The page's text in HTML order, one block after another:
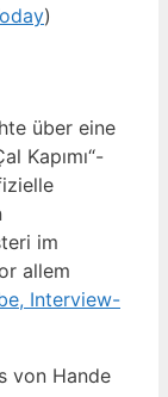
)
über eine
Kapımı“-
im
allem
Interview-
von Hande